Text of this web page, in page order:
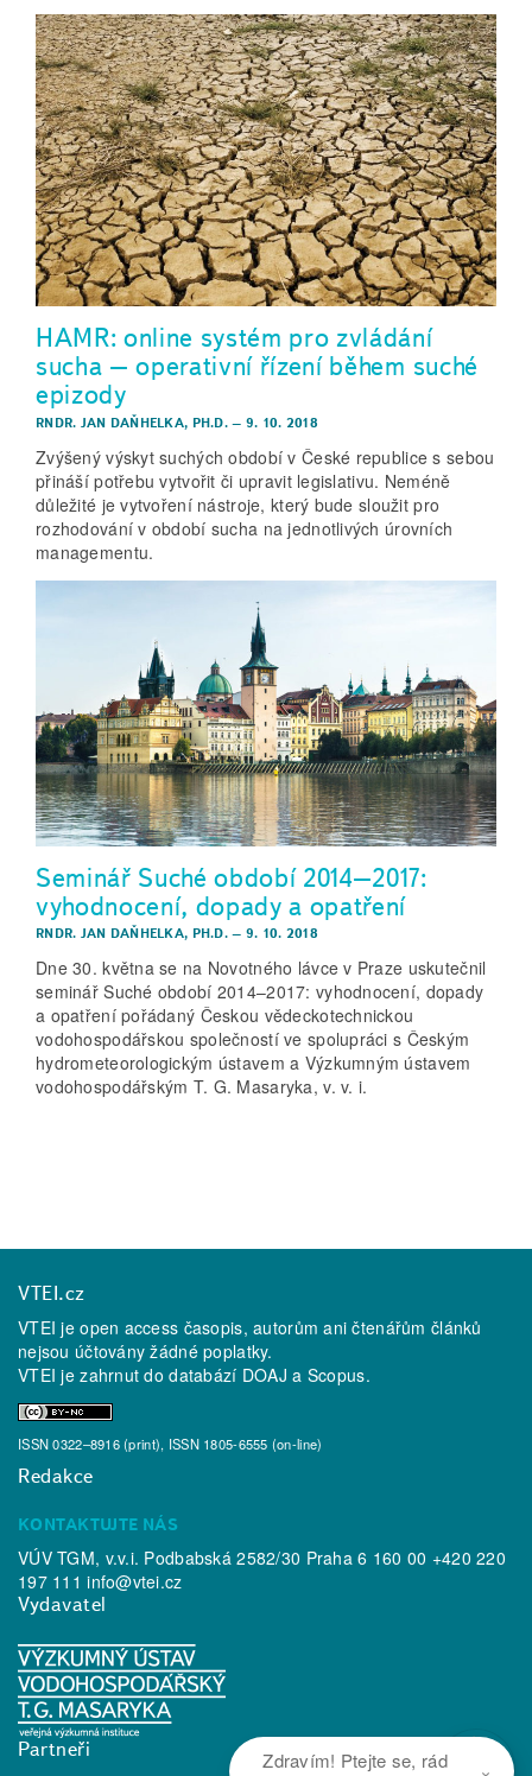
HAMR: online systém pro zvládání
sucha – operativní řízení během suché
epizody
RNDR. JAN DAŇHELKA, PH.D. – 9. 10. 2018
Zvýšený výskyt suchých období v České republice s sebou
přináší potřebu vytvořit či upravit legislativu. Neméně
důležité je vytvoření nástroje, který bude sloužit pro
rozhodování v období sucha na jednotlivých úrovních
managementu.
Seminář Suché období 2014–2017:
vyhodnocení, dopady a opatření
RNDR. JAN DAŇHELKA, PH.D. – 9. 10. 2018
Dne 30. května se na Novotného lávce v Praze uskutečnil
seminář Suché období 2014–2017: vyhodnocení, dopady
a opatření pořádaný Českou vědeckotechnickou
vodohospodářskou společností ve spolupráci s Českým
hydrometeorologickým ústavem a Výzkumným ústavem
vodohospodářským T. G. Masaryka, v. v. i.
VTEI.cz
VTEI je open access časopis, autorům ani čtenářům článků
nejsou účtovány žádné poplatky.
VTEI je zahrnut do databází DOAJ a Scopus.
ISSN 0322–8916 (print), ISSN 1805-6555 (on-line)
Redakce
KONTAKTUJTE NÁS
VÚV TGM, v.v.i. Podbabská 2582/30 Praha 6 160 00 +420 220
197 111info@vtei.cz
Vydavatel
Partneři
Zdravím! Ptejte se, rád